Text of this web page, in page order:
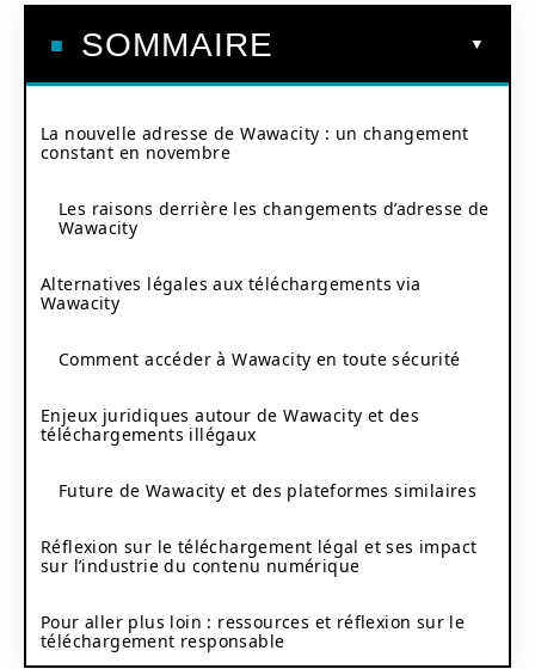
SOMMAIRE
La nouvelle adresse de Wawacity : un changement
constant en novembre
Les raisons derrière les changements d’adresse de
Wawacity
Alternatives légales aux téléchargements via
Wawacity
Comment accéder à Wawacity en toute sécurité
Enjeux juridiques autour de Wawacity et des
téléchargements illégaux
Future de Wawacity et des plateformes similaires
Réflexion sur le téléchargement légal et ses impact
sur l’industrie du contenu numérique
Pour aller plus loin : ressources et réflexion sur le
téléchargement responsable